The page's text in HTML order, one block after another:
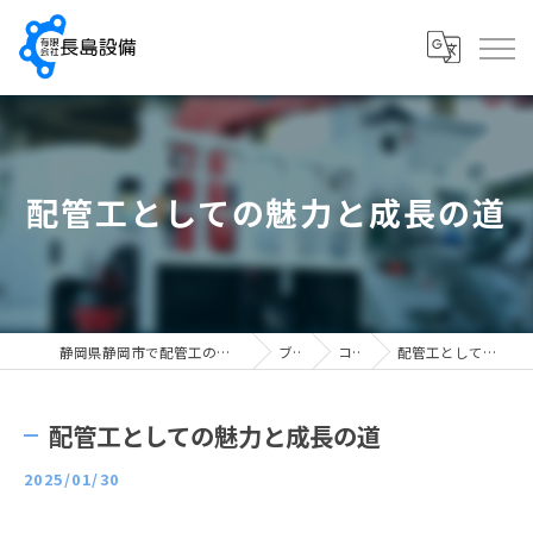
配管工としての魅力と成長の道
静岡県静岡市で配管工の求人なら有限会社長島設備 ブログ コラム 配管工としての魅力と成長の道
配管工としての魅力と成長の道
2025/01/30